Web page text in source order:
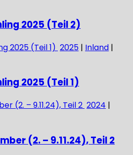
2025 (Teil 2)
2025 | Inland |
2025 (Teil 1)
2024 |
(2. – 9.11.24), Teil 2